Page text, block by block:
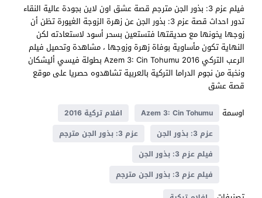
فيلم عزم 3: بذور الجن مترجم قصة عشق اون لاين بجودة عالية النقاء
تدور احداث قصة عزم 3: بذور الجن عن زهرة الزوجة الغيورة تظن أن
زوجها يخونها مع صديقتها فتستعين بسحر أسود لاستعادته لكن
النهاية تكون مأساوية بوفاة زهرة وزوجها ، مشاهدة وتحميل فيلم
الرعب التركي Azem 3: Cin Tohumu 2016 بطولة فيسي أليشكان
ونخبة من نجوم الدراما التركية بالعربية تشاهدوه حصريا على موقع
قصة عشق
اوسمة
Azem 3: Cin Tohumu
افلام تركية 2016
عزم 3: بذور الجن
عزم 3: بذور الجن مترجم
فيلم عزم 3: بذور الجن
فيلم عزم 3: بذور الجن مترجم